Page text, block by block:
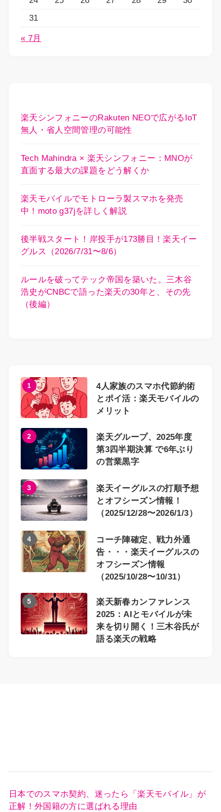
31
« 7月
楽天シンフォニーのRakuten NEOで広がるIoT
無人・省人空間管理の可能性
Tech Mahindra × 楽天シンフォニー：MNOが
直面する最大の課題をどう解くか
楽天モバイルでモトローラ製スマホを発売
中！moto g37jを詳しく解説
後半戦スタート！岸投手が173勝目！楽天イー
グルス（2026/7/31〜8/6）
ルールを破ってテック帝国を築いた。三木谷
浩史がCNBCで語った楽天の30年と、その先
（後編）
1
4人家族のスマホ代節約術
とポイ活：楽天モバイルの
メリット
2
楽天グループ、2025年度
第3四半期決算 で6年ぶり
の営業黒字
3
楽天イーグルスの打順予想
とオフシーズン情報！
（2025/12/28〜2026/1/3）
4
コーチ陣確定、戦力外通
告・・・楽天イーグルスの
オフシーズン情報
（2025/10/28〜10/31）
5
楽天新春カンファレンス
2025：AIとモバイルが未
来を切り開く！三木谷氏が
語る楽天の戦略
日本でのスマホ契約、迷ったら「楽天モバイル」が
正解！外国籍の方に選ばれる理由